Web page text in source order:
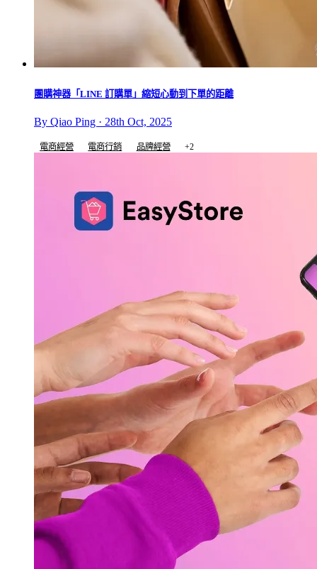
團購神器「LINE 訂購單」縮短心動到下單的距離
By Qiao Ping · 28th Oct, 2025
電商經營 電商行銷 品牌經營 +2